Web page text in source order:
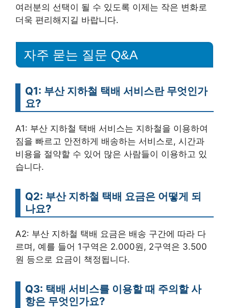
여러분의 선택이 될 수 있도록 이제는 작은 변화로
더욱 편리해지길 바랍니다.
자주 묻는 질문 Q&A
Q1: 부산 지하철 택배 서비스란 무엇인가
요?
A1: 부산 지하철 택배 서비스는 지하철을 이용하여
짐을 빠르고 안전하게 배송하는 서비스로, 시간과
비용을 절약할 수 있어 많은 사람들이 이용하고 있
습니다.
Q2: 부산 지하철 택배 요금은 어떻게 되
나요?
A2: 부산 지하철 택배 요금은 배송 구간에 따라 다
르며, 예를 들어 1구역은 2.000원, 2구역은 3.500
원 등으로 요금이 책정됩니다.
Q3: 택배 서비스를 이용할 때 주의할 사
항은 무엇인가요?